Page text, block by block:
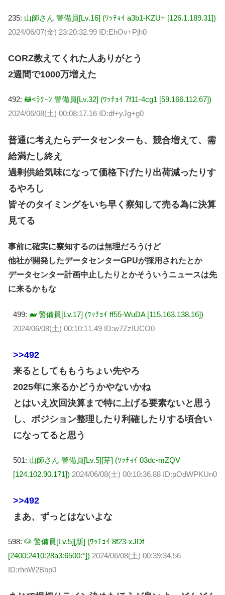
235: 山師さん 警備員[Lv.16] (ﾜｯﾁｮｲ a3b1-KZU+ [126.1.189.31])
2024/06/07(金) 23:20:32.99 ID:EhOv+Pjh0
CORZ教えてくれた人ありがとう
2週間で1000万増えた
492: 🦝<ﾗｸｰﾝ 警備員[Lv.32] (ﾜｯﾁｮｲ 7f11-4cg1 [59.166.112.67])
2024/06/08(土) 00:08:17.16 ID:df+yJg+g0
普通に考えたらデータセンターも、競合増えて、需
給満たし終え
過剰供給気味になって価格下げたり出荷減ったりす
るやろし
皆そのタイミングをいち早く察知して売る為に決算
見てる
事前に確実に察知するのは無理だろうけど
他社が開発したデータセンターGPUが採用されたとか
データセンター計画中止したりとかそういうニュースは先
に来るかもな
499: 🐋 警備員[Lv.17] (ﾜｯﾁｮｲ ff55-WuDA [115.163.138.16])
2024/06/08(土) 00:10:11.49 ID:w7ZzIUCO0
>>492
来るとしてももうちょい先やろ
2025年に来るかどうかやないかね
とはいえ次回決算まで特に上げる要素ないと思う
し、ポジション整理したり利確したりする頃合い
になってると思う
501: 山師さん 警備員[Lv.5][芽] (ﾜｯﾁｮｲ 03dc-mZQV
[124.102.90.171]) 2024/06/08(土) 00:10:36.88 ID:pOdWPKUn0
>>492
まあ、ずっとはないよな
598: 🐶 警備員[Lv.5][新] (ﾜｯﾁｮｲ 8f23-xJDf
[2400:2410:28a3:6500:*]) 2024/06/08(土) 00:39:34.56
ID:rhnW2Bbp0